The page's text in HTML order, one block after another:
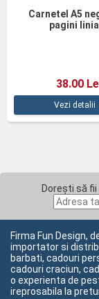
Carnetel A5
pagini
38.00
Vezi detalii
Dorești să
Firma Fun Design,
importator si
barbati, cadouri
cadouri craciun,
o experienta de
ireprosabila la